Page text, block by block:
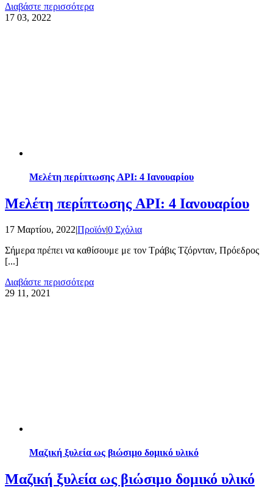
Διαβάστε περισσότερα
17 03, 2022
Μελέτη περίπτωσης API: 4 Ιανουαρίου
Μελέτη περίπτωσης API: 4 Ιανουαρίου
17 Μαρτίου, 2022|Προϊόν|0 Σχόλια
Σήμερα πρέπει να καθίσουμε με τον Τράβις Τζόρνταν, Πρόεδρος
[...]
Διαβάστε περισσότερα
29 11, 2021
Μαζική ξυλεία ως βιώσιμο δομικό υλικό
Μαζική ξυλεία ως βιώσιμο δομικό υλικό